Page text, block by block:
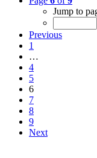
Jump to
Previous
1
…
4
5
6
7
8
9
Next